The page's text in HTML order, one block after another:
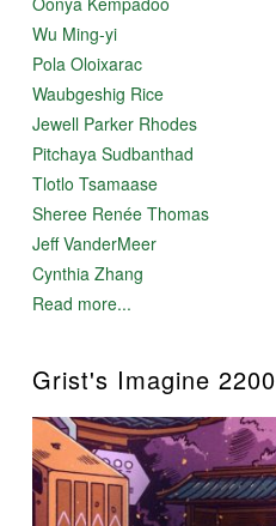
Wu Ming-yi
Pola Oloixarac
Waubgeshig Rice
Jewell Parker Rhodes
Pitchaya Sudbanthad
Tlotlo Tsamaase
Sheree Renée Thomas
Jeff VanderMeer
Cynthia Zhang
Read more...
Grist's Imagine 2200